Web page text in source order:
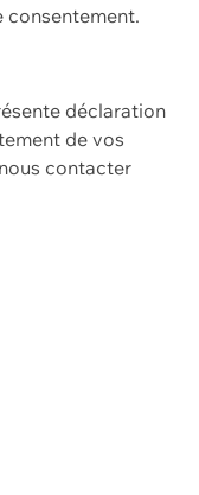
consentement.
déclaration
de vos
contacter